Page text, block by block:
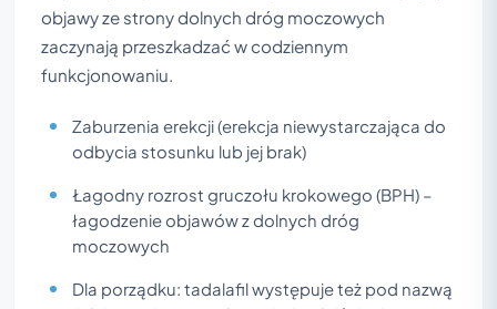
objawy ze strony dolnych dróg moczowych
zaczynają przeszkadzać w codziennym
funkcjonowaniu.
Zaburzenia erekcji (erekcja niewystarczająca do
odbycia stosunku lub jej brak)
Łagodny rozrost gruczołu krokowego (BPH) –
łagodzenie objawów z dolnych dróg
moczowych
Dla porządku: tadalafil występuje też pod nazwą